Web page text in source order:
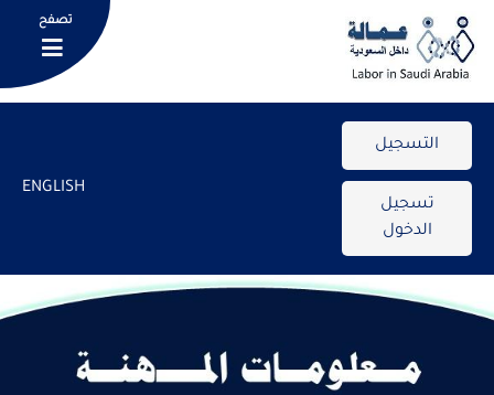
تصفح
التسجيل
تسجيل
الدخول
ENGLISH